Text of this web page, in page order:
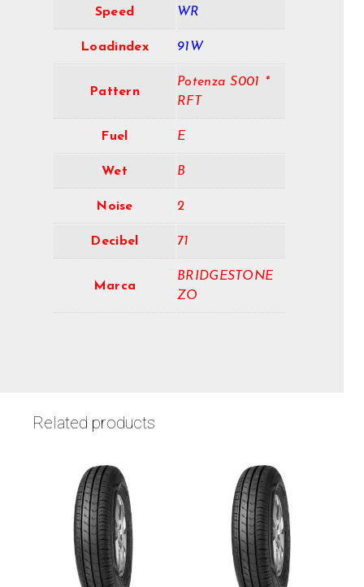
Speed WR
Loadindex 91W
Pattern
Potenza S001 *
RFT
Fuel E
Wet B
Noise 2
Decibel 71
Marca
BRIDGESTONE
ZO
Related products